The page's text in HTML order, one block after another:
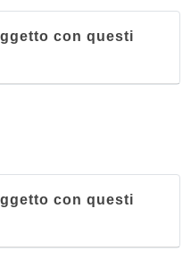
con questi
con questi